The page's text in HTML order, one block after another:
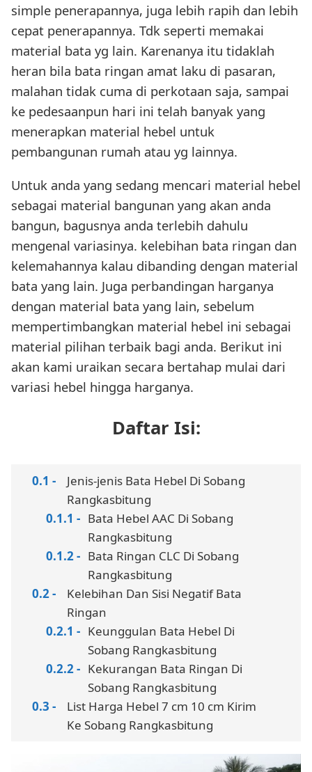
simple penerapannya, juga lebih rapih dan lebih
cepat penerapannya. Tdk seperti memakai
material bata yg lain. Karenanya itu tidaklah
heran bila bata ringan amat laku di pasaran,
malahan tidak cuma di perkotaan saja, sampai
ke pedesaanpun hari ini telah banyak yang
menerapkan material hebel untuk
pembangunan rumah atau yg lainnya.
Untuk anda yang sedang mencari material hebel
sebagai material bangunan yang akan anda
bangun, bagusnya anda terlebih dahulu
mengenal variasinya. kelebihan bata ringan dan
kelemahannya kalau dibanding dengan material
bata yang lain. Juga perbandingan harganya
dengan material bata yang lain, sebelum
mempertimbangkan material hebel ini sebagai
material pilihan terbaik bagi anda. Berikut ini
akan kami uraikan secara bertahap mulai dari
variasi hebel hingga harganya.
Daftar Isi:
Jenis-jenis Bata Hebel Di Sobang
Rangkasbitung
Bata Hebel AAC Di Sobang
Rangkasbitung
Bata Ringan CLC Di Sobang
Rangkasbitung
Kelebihan Dan Sisi Negatif Bata
Ringan
Keunggulan Bata Hebel Di
Sobang Rangkasbitung
Kekurangan Bata Ringan Di
Sobang Rangkasbitung
List Harga Hebel 7 cm 10 cm Kirim
Ke Sobang Rangkasbitung